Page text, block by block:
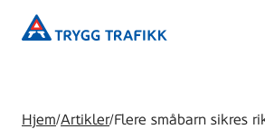
Trygg
Hjem/Artikler/Flere småbarn sikres